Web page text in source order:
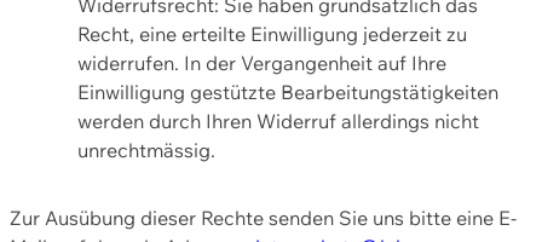
Recht, eine erteilte Einwilligung jederzeit zu
widerrufen. In der Vergangenheit auf Ihre
Einwilligung gestützte Bearbeitungstätigkeiten
werden durch Ihren Widerruf allerdings nicht
unrechtmässig.
Zur Ausübung dieser Rechte senden Sie uns bitte eine E-